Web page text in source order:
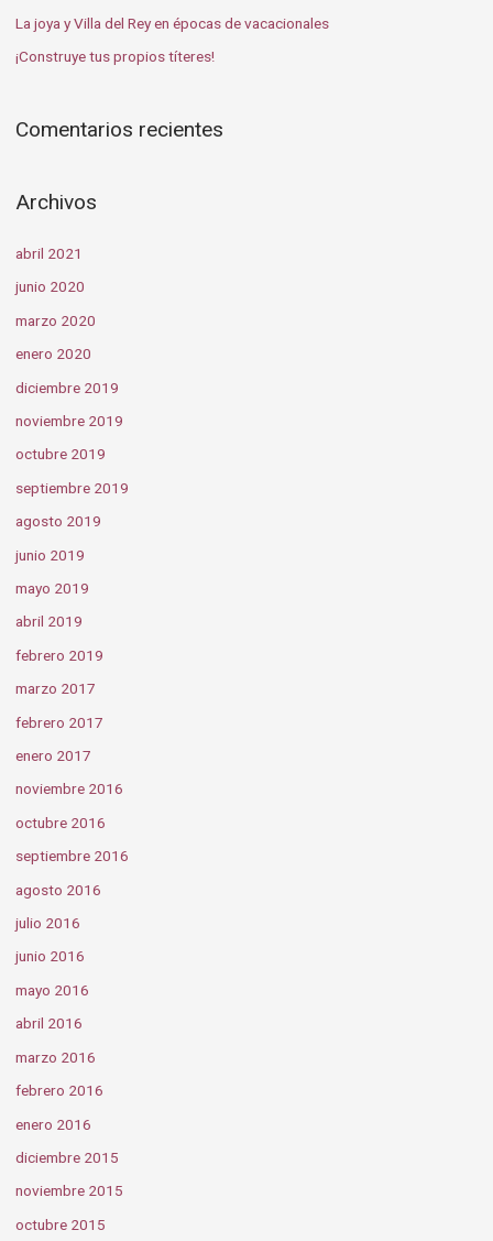
La joya y Villa del Rey en épocas de vacacionales
¡Construye tus propios títeres!
Comentarios recientes
Archivos
abril 2021
junio 2020
marzo 2020
enero 2020
diciembre 2019
noviembre 2019
octubre 2019
septiembre 2019
agosto 2019
junio 2019
mayo 2019
abril 2019
febrero 2019
marzo 2017
febrero 2017
enero 2017
noviembre 2016
octubre 2016
septiembre 2016
agosto 2016
julio 2016
junio 2016
mayo 2016
abril 2016
marzo 2016
febrero 2016
enero 2016
diciembre 2015
noviembre 2015
octubre 2015